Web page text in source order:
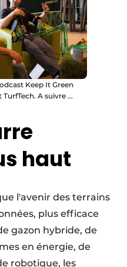
Keep It Green
A suivre ...
haut
l'avenir des terrains
plus efficace
gazon hybride, de
en énergie, de
robotique, les